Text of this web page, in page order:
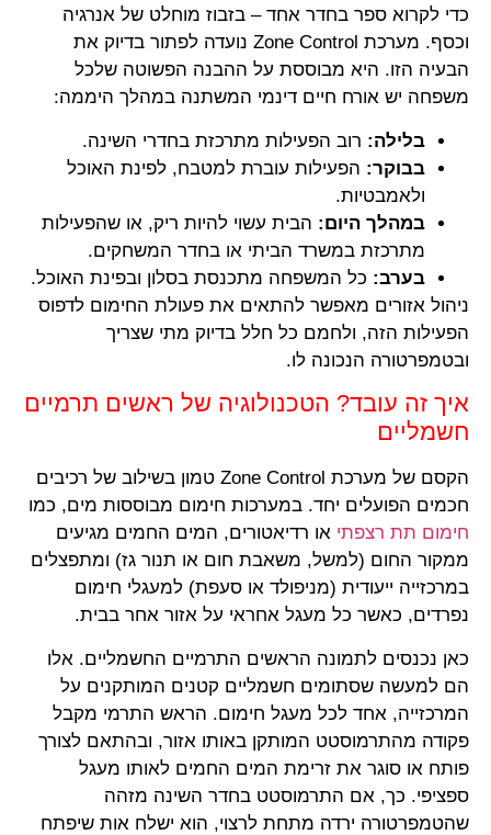
כדי לקרוא ספר בחדר אחד – בזבוז מוחלט של אנרגיה
וכסף. מערכת Zone Control נועדה לפתור בדיוק את
הבעיה הזו. היא מבוססת על ההבנה הפשוטה שלכל
משפחה יש אורח חיים דינמי המשתנה במהלך היממה:
בלילה: רוב הפעילות מתרכזת בחדרי השינה.
בבוקר: הפעילות עוברת למטבח, לפינת האוכל
ולאמבטיות.
במהלך היום: הבית עשוי להיות ריק, או שהפעילות
מתרכזת במשרד הביתי או בחדר המשחקים.
בערב: כל המשפחה מתכנסת בסלון ובפינת האוכל.
ניהול אזורים מאפשר להתאים את פעולת החימום לדפוס
הפעילות הזה, ולחמם כל חלל בדיוק מתי שצריך
ובטמפרטורה הנכונה לו.
איך זה עובד? הטכנולוגיה של ראשים תרמיים
חשמליים
הקסם של מערכת Zone Control טמון בשילוב של רכיבים
חכמים הפועלים יחד. במערכות חימום מבוססות מים, כמו
חימום תת רצפתי או רדיאטורים, המים החמים מגיעים
ממקור החום (למשל, משאבת חום או תנור גז) ומתפצלים
במרכזייה ייעודית (מניפולד או סעפת) למעגלי חימום
נפרדים, כאשר כל מעגל אחראי על אזור אחר בבית.
כאן נכנסים לתמונה הראשים התרמיים החשמליים. אלו
הם למעשה שסתומים חשמליים קטנים המותקנים על
המרכזייה, אחד לכל מעגל חימום. הראש התרמי מקבל
פקודה מהתרמוסטט המותקן באותו אזור, ובהתאם לצורך
פותח או סוגר את זרימת המים החמים לאותו מעגל
ספציפי. כך, אם התרמוסטט בחדר השינה מזהה
שהטמפרטורה ירדה מתחת לרצוי, הוא ישלח אות שיפתח